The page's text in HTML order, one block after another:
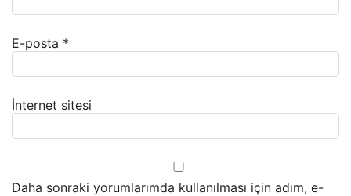
E-posta *
İnternet sitesi
Daha sonraki yorumlarımda kullanılması için adım, e-